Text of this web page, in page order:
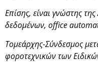
Επίσης, είναι γνώστης
δεδομένων, office
Τομεάρχης-Σύνδεσμος
φοροτεχνικών των